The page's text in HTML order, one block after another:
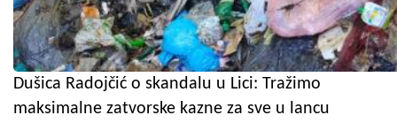
Dušica Radojčić o skandalu u Lici: Tražimo
maksimalne zatvorske kazne za sve u lancu